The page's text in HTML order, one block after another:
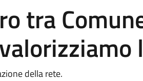
tra
della rete.